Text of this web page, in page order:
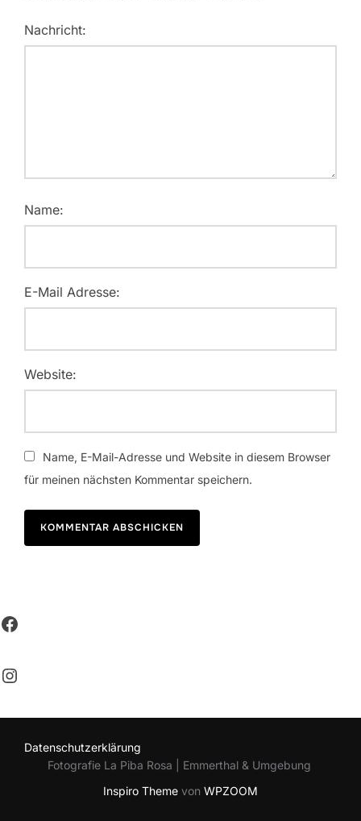
Nachricht:
Name:
E-Mail Adresse:
Website:
Name, E-Mail-Adresse und Website in diesem Browser
für meinen nächsten Kommentar speichern.
Facebook
Instagram
Datenschutzerklärung
Fotografie La Piba Rosa | Emmerthal & Umgebung
Inspiro Theme von WPZOOM